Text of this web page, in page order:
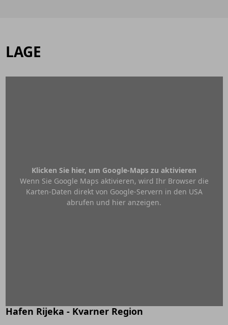
LAGE
Klicken Sie hier, um Google-Maps zu aktivieren
Wenn Sie Google Maps aktivieren, wird Ihr Browser die
Karten-Daten direkt von Google-Servern in den USA
abrufen und hier anzeigen.
Hafen Rijeka - Kvarner Region